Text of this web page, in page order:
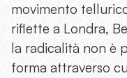
movimento
riflette a Londra,
la radicalità non è
forma attraverso